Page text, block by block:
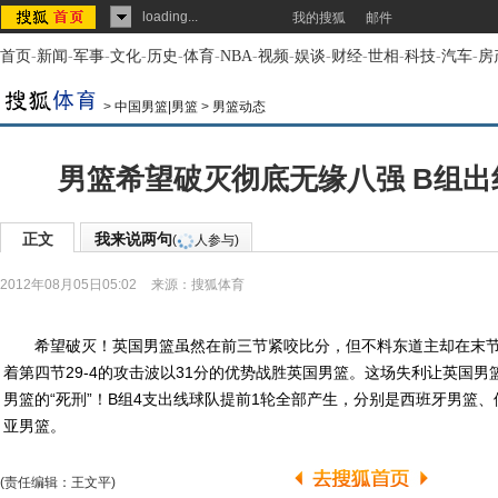
loading... 我的搜狐 邮件
首页-新闻-军事-文化-历史-体育-NBA-视频-娱谈-财经-世相-科技-汽车-房
> 中国男篮|男篮 > 男篮动态
男篮希望破灭彻底无缘八强 B组
正文 我来说两句( 人参与)
2012年08月05日05:02 来源： 搜狐体育
希望破灭！英国男篮虽然在前三节紧咬比分，但不料东道主却在末
着第四节29-4的攻击波以31分的优势战胜英国男篮。这场失利让英国男
男篮的“死刑”！B组4支出线球队提前1轮全部产生，分别是西班牙男篮
亚男篮。
(责任编辑：王文平)